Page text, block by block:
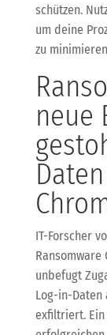
schützen.
um deine
zu
neue
IT-Forscher
unbefugt
Log-in-Daten
exfiltriert.